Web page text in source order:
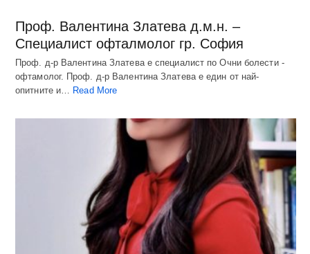
Проф. Валентина Златева д.м.н. –
Специалист офталмолог гр. София
Проф. д-р Валентина Златева е специалист по Очни болести -
офтамолог. Проф. д-р Валентина Златева е един от най-
опитните и… Read More